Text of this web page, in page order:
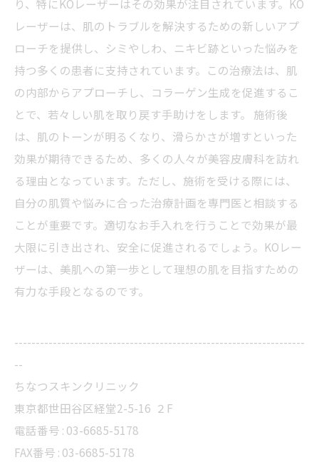
り、特にKOレーザーはその効果が注目されています。KO
レーザーは、肌のトラブルを解決するための新しいアプ
ローチを提供し、シミやしわ、ニキビ跡といった悩みを
持つ多くの患者に支持されています。この治療法は、肌
の内部からアプローチし、コラーゲン生成を促進するこ
とで、若々しい肌を取り戻す手助けをします。 施術後
は、肌のトーンが明るくなり、滑らかさが増すといった
効果が期待できるため、多くの人々が美容皮膚科を訪れ
る理由となっています。ただし、施術を受ける際には、
自分の肌質や悩みに合った治療計画を専門医と相談する
ことが重要です。適切なお手入れを行うことで効果が最
大限に引き出され、安全に促進されるでしょう。KOレー
ザーは、美肌への第一歩として理想の肌を目指すための
有力な手段となるのです。
--------------------------------------------------------------------
--
ちなつスキンクリニック
東京都世田谷区経堂2-5-16 ２F
電話番号 : 03-6685-5178
FAX番号 : 03-6685-5178